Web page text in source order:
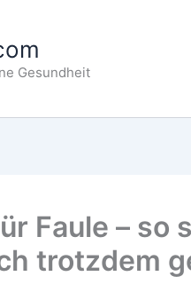
Gesundheit
Faule – so
trotzdem